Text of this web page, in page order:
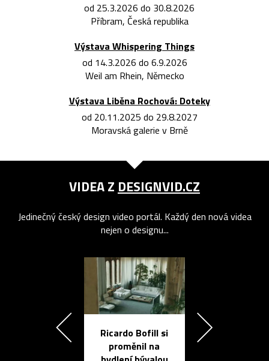
od 25.3.2026 do 30.8.2026
Příbram, Česká republika
Výstava Whispering Things
od 14.3.2026 do 6.9.2026
Weil am Rhein, Německo
Výstava Liběna Rochová: Doteky
od 20.11.2025 do 29.8.2027
Moravská galerie v Brně
VIDEA Z DESIGNVID.CZ
Jedinečný český design video portál. Každý den nová videa
nejen o designu...
Ricardo Bofill si
proměnil na